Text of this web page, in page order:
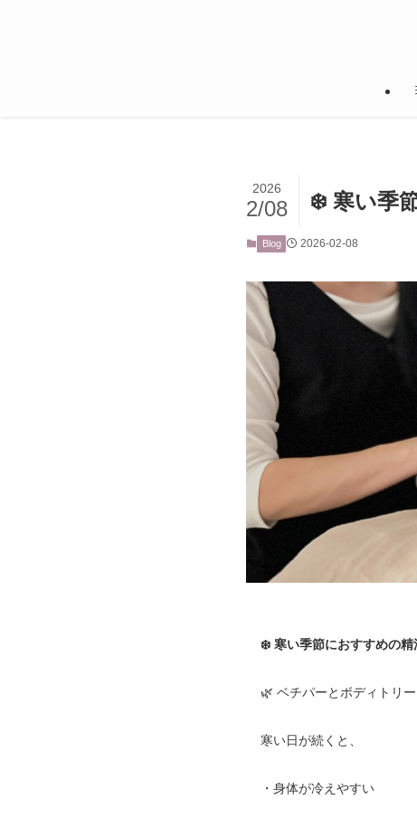
❄️ 寒い季
2026
2/08
Blog 2026-02-08
❄️ 寒い季節におすすめの精
🌿 ベチパーとボディトリ
寒い日が続くと、
・身体が冷えやすい